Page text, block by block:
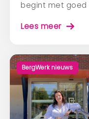
begint met goed
Lees meer
BergWerk nieuws